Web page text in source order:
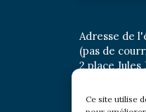
Ce site utilise
Adresse de
(pas de
2 place Jules
Bus : Mairie